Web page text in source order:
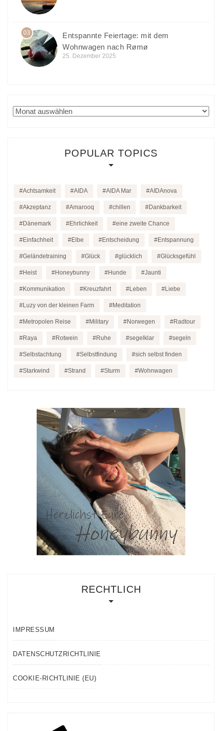
03
Entspannte Feiertage: mit dem
Wohnwagen nach Rømø
25. Dezember 2025
Archiv
POPULAR TOPICS
Achtsamkeit AIDA AIDA Mar AIDAnova
Akzeptanz Amarooq chillen Dankbarkeit
Dänemark Ehrlichkeit eine zweite Chance
Einfachheit Elbe Entscheidung Entspannung
Geländetraining Glück glücklich Glücksgefühl
Heist Honeybunny Hunde Jaunti
Kommunikation Kreuzfahrt Leben Liebe
Luzy von der kleinen Farm Meditation
Metropolen Reise Military Norwegen Radtour
Raya Rotwein Ruhe segelklar segeln
Selbstachtung Selbstfindung sich selbst finden
Starkwind Strand Sturm Wohnwagen
RECHTLICH
IMPRESSUM
DATENSCHUTZRICHTLINIE
COOKIE-RICHTLINIE (EU)